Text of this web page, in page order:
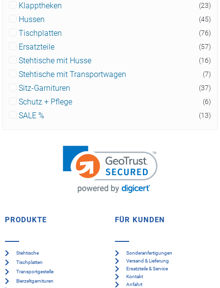
Klapptheken (23)
Hussen (45)
Tischplatten (76)
Ersatzteile (57)
Stehtische mit Husse (16)
Stehtische mit Transportwagen (7)
Sitz-Garnituren (37)
Schutz + Pflege (6)
SALE % (13)
PRODUKTE
Stehtische
Tischplatten
Transportgestelle
Bierzeltgarnituren
FÜR KUNDEN
Sonderanfertigungen
Versand & Lieferung
Ersatzteile & Service
Kontakt
Anfahrt